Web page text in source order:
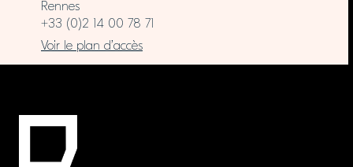
Rennes
+33 (0)2 14 00 78 71
Voir le plan d’accès